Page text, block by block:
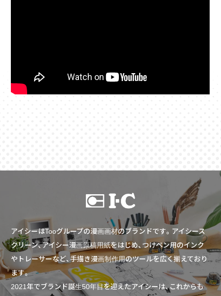
アイシーはTooグループの漫画画材のブランドです。アイシース
クリーン、アイシー漫画原稿用紙をはじめ、つけペン用のインク
やトレーサーなど、手描き漫画制作用のツールを広く揃えており
ます。
2021年でブランド誕生50年目を迎えたアイシーは、これからも